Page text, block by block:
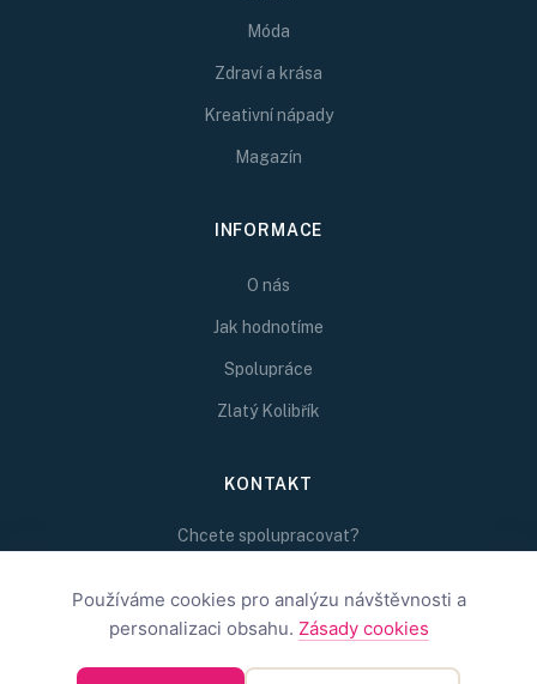
Móda
Zdraví a krása
Kreativní nápady
Magazín
INFORMACE
O nás
Jak hodnotíme
Spolupráce
Zlatý Kolibřík
KONTAKT
Chcete spolupracovat?
redakce@inspirativni.cz
Používáme cookies pro analýzu návštěvnosti a
personalizaci obsahu. Zásady cookies